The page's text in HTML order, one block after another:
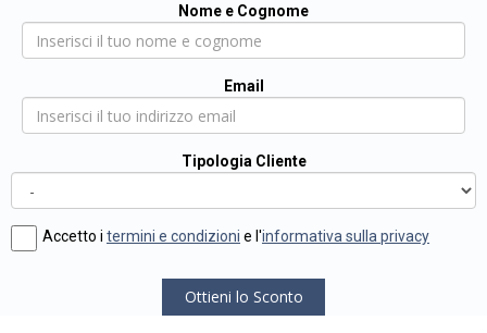
Nome e Cognome
Email
Tipologia Cliente
Accetto i termini e condizioni e l'informativa sulla privacy
Ottieni lo Sconto